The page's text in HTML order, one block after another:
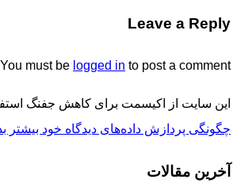
Leave a Reply
You must be logged in to post a comment.
این سایت از اکیسمت برای کاهش جفنگ
چگونگی پردازش داده‌های دیدگاه خود بیشتر
آخرین مقالات